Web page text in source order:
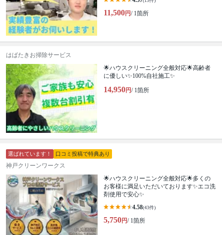
11,500円/ 1箇所
はばたきお掃除サービス
🌟ハウスクリーニング全般対応🌟高齢者
に優しい✨100%自社施工✨
14,950円/ 1箇所
選ばれています！ 口コミ投稿で特典あり
神戸クリーンワークス
🌟ハウスクリーニング全般対応🌟多くの
お客様に満足いただいております✨エコ洗
剤使用で安心✨
4.58(43件)
5,750円/ 1箇所